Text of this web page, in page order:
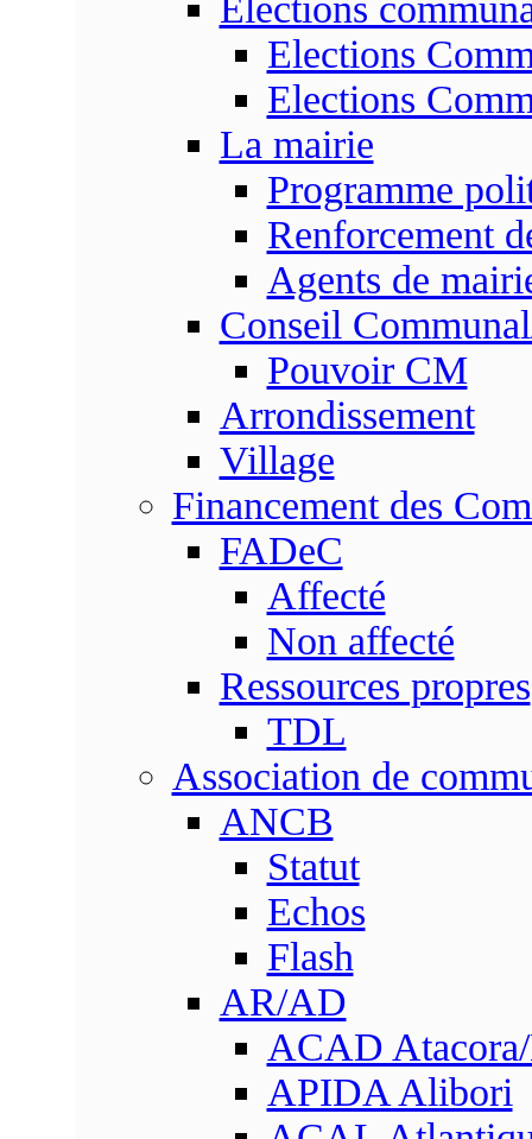
Elections
Elections
Elections
La mairie
Programme
Renforcement
Agents de
Conseil
Pouvoir CM
Arrondissement
Village
Financement des
FADeC
Affecté
Non affecté
Ressources propres
TDL
Association de
ANCB
Statut
Echos
Flash
AR/AD
ACAD
APIDA Alibori